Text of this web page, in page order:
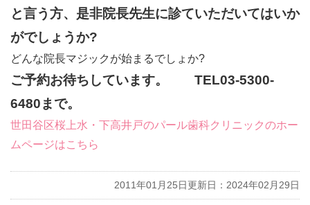
と言う方、是非院長先生に診ていただいてはいか
がでしょうか?
どんな院長マジックが始まるでしょか?
ご予約お待ちしています。 TEL03-5300-
6480まで。
世田谷区桜上水・下高井戸のパール歯科クリニックのホー
ムページはこちら
2011年01月25日更新日：2024年02月29日